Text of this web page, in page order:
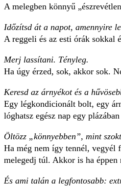
A melegben könnyű
Időzítsd át a napot, amennyire
A reggeli és az esti órák
Merj lassítani. Tényleg.
Ha úgy érzed, sok, akkor sok.
Keresd az árnyékot és a
Egy légkondicionált bolt, egy
lóghatsz egész nap egy
Öltözz „könnyebben”, mint
Ha még nem így tennél, vegyél
melegedj túl. Akkor is ha
És ami talán a legfontosabb: